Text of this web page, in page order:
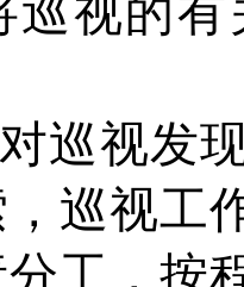
巡视的
对巡视发
巡视工
工，按